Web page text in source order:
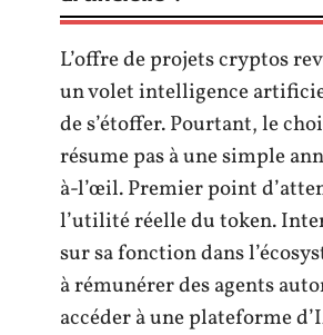
L’offre de projets cryptos
un volet intelligence
de s’étoffer. Pourtant, le
résume pas à une simple
à-l’œil. Premier point
l’utilité réelle du token.
sur sa fonction dans
à rémunérer des agents
accéder à une plateforme